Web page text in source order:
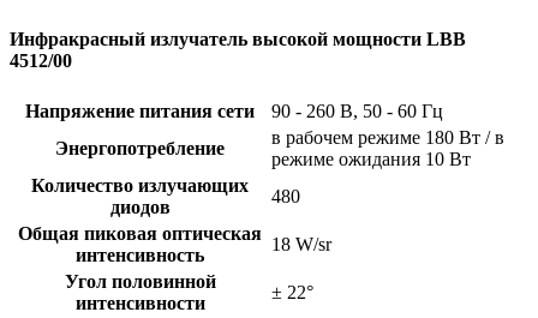
Инфракрасный излучатель высокой мощности LBB
4512/00
Напряжение питания сети
90 - 260 В, 50 - 60 Гц
Энергопотребление
в рабочем режиме 180 Вт / в
режиме ожидания 10 Вт
Количество излучающих
диодов
480
Общая пиковая оптическая
интенсивность
18 W/sr
Угол половинной
интенсивности
± 22°